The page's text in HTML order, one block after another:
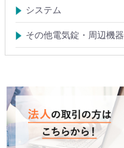
電気錠システム
入退管理システム
システム
テンキーシステム
静脈認証システム
ICカード認証システム
その他電気錠・周辺機器